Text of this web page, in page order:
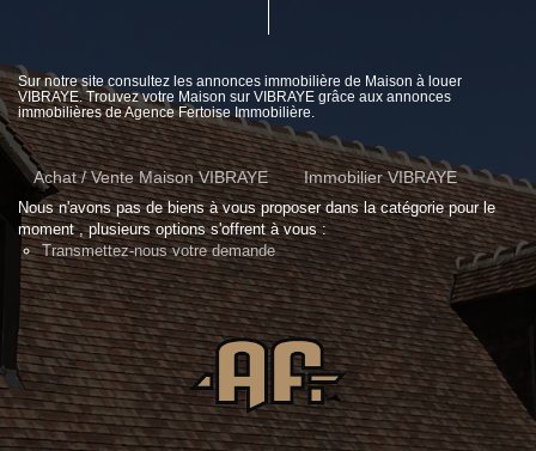
Sur notre site consultez les annonces immobilière de Maison à louer
VIBRAYE. Trouvez votre Maison sur VIBRAYE grâce aux annonces
immobilières de Agence Fertoise Immobilière.
Achat / Vente Maison VIBRAYE Immobilier VIBRAYE
Nous n'avons pas de biens à vous proposer dans la catégorie pour le
moment , plusieurs options s'offrent à vous :
Transmettez-nous votre demande